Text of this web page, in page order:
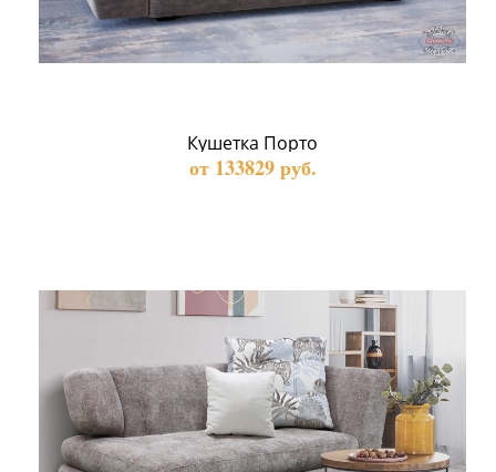
Кушетка Порто
от 133829 руб.